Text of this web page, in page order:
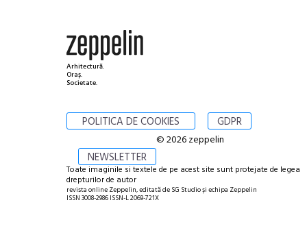
Arhitectură.
Oraș.
Societate.
POLITICA DE COOKIES GDPR
NEWSLETTER
© 2026 zeppelin
Toate imaginile si textele de pe acest site sunt protejate de legea
drepturilor de autor
revista online Zeppelin, editată de SG Studio și echipa Zeppelin
ISSN 3008-2986 ISSN-L 2069-721X